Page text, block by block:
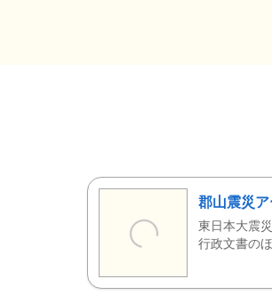
郡山震災
東日本大震
行政文書の